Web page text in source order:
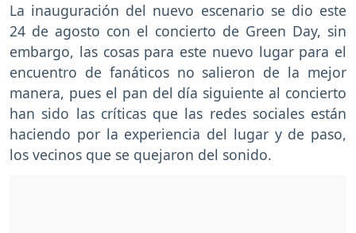
La inauguración del nuevo escenario se dio este
24 de agosto con el concierto de Green Day, sin
embargo, las cosas para este nuevo lugar para el
encuentro de fanáticos no salieron de la mejor
manera, pues el pan del día siguiente al concierto
han sido las críticas que las redes sociales están
haciendo por la experiencia del lugar y de paso,
los vecinos que se quejaron del sonido.